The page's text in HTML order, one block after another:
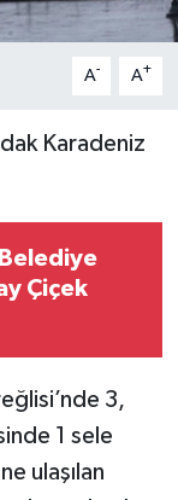
A- A+
Karadeniz
Çiçek
3,
1 sele
ulaşılan